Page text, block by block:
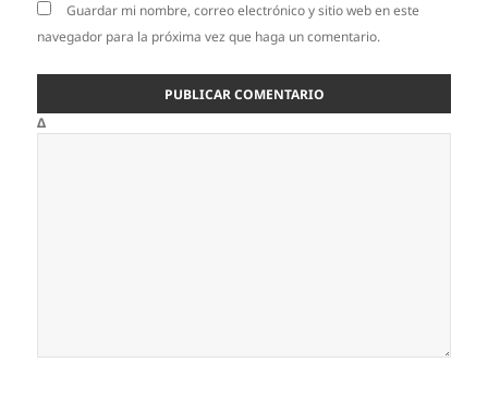
Guardar mi nombre, correo electrónico y sitio web en este
navegador para la próxima vez que haga un comentario.
Δ